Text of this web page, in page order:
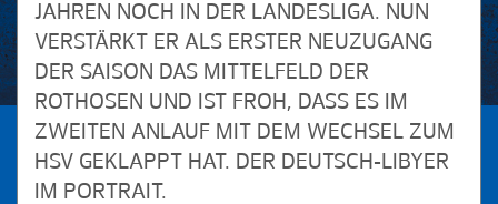
JAHREN NOCH IN DER LANDESLIGA. NUN
VERSTÄRKT ER ALS ERSTER NEUZUGANG
DER SAISON DAS MITTELFELD DER
ROTHOSEN UND IST FROH, DASS ES IM
ZWEITEN ANLAUF MIT DEM WECHSEL ZUM
HSV GEKLAPPT HAT. DER DEUTSCH-LIBYER
IM PORTRAIT.